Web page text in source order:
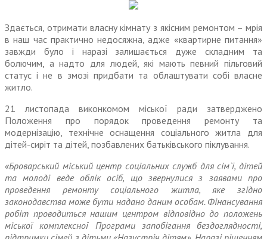
Здається, отримати власну кімнату з якісним ремонтом – мрія
в наш час практично недосяжна, адже «квартирне питання»
завжди було і наразі залишається дуже складним та
болючим, а надто для людей, які мають певний пільговий
статус і не в змозі придбати та облаштувати собі власне
житло.
21 листопада виконкомом міської ради затверджено
Положення про порядок проведення ремонту та
модернізацію, технічне оснащення соціального житла для
дітей-сиріт та дітей, позбавлених батьківського піклування.
«Броварський міський центр соціальних служб для сім`ї, дітей
та молоді веде облік осіб, що звернулися з заявами про
проведення ремонту соціального житла, яке згідно
законодавства може бути надано даним особам. Фінансування
робіт проводиться нашим центром відповідно до положень
міської комплексної Програми запобігання бездоглядності,